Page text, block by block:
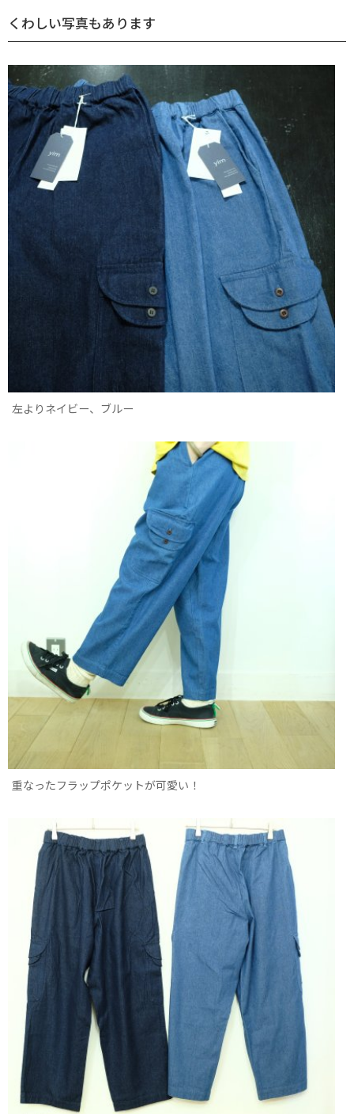
くわしい写真もあります
左よりネイビー、ブルー
重なったフラップポケットが可愛い！